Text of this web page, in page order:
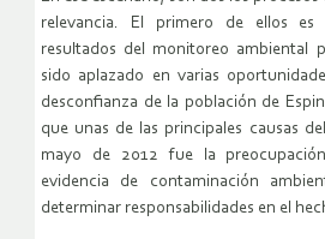
relevancia. El primero de ellos
resultados del monitoreo ambiental
sido aplazado en varias
desconfianza de la población de
que unas de las principales causas
mayo de 2012 fue la
evidencia de contaminación
determinar responsabilidades en el